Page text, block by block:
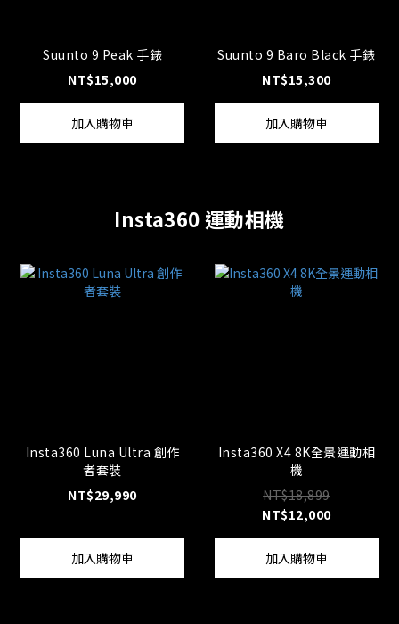
Suunto 9 Peak 手錶
NT$15,000
加入購物車
Suunto 9 Baro Black 手錶
NT$15,300
加入購物車
Insta360 運動相機
Insta360 Luna Ultra 創作
者套裝
NT$29,990
加入購物車
Insta360 X4 8K全景運動相
機
NT$18,899
NT$12,000
加入購物車